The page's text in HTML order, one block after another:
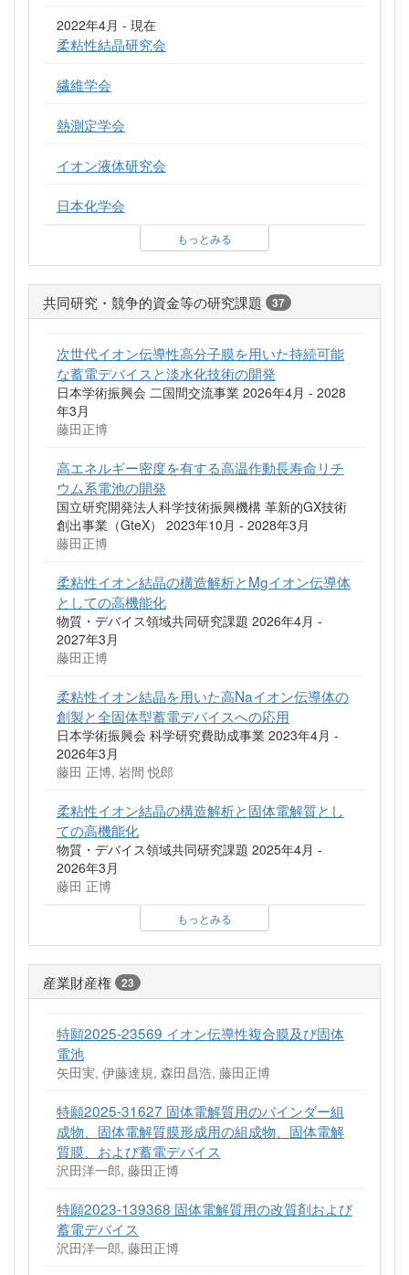
2022年4月 - 現在
柔粘性結晶研究会
繊維学会
熱測定学会
イオン液体研究会
日本化学会
もっとみる
共同研究・競争的資金等の研究課題 37
次世代イオン伝導性高分子膜を用いた持続可能
な蓄電デバイスと淡水化技術の開発
日本学術振興会 二国間交流事業 2026年4月 - 2028
年3月
藤田正博
高エネルギー密度を有する高温作動長寿命リチ
ウム系電池の開発
国立研究開発法人科学技術振興機構 革新的GX技術
創出事業（GteX） 2023年10月 - 2028年3月
藤田正博
柔粘性イオン結晶の構造解析とMgイオン伝導体
としての高機能化
物質・デバイス領域共同研究課題 2026年4月 -
2027年3月
藤田正博
柔粘性イオン結晶を用いた高Naイオン伝導体の
創製と全固体型蓄電デバイスへの応用
日本学術振興会 科学研究費助成事業 2023年4月 -
2026年3月
藤田 正博, 岩間 悦郎
柔粘性イオン結晶の構造解析と固体電解質とし
ての高機能化
物質・デバイス領域共同研究課題 2025年4月 -
2026年3月
藤田 正博
もっとみる
産業財産権 23
特願2025-23569 イオン伝導性複合膜及び固体
電池
矢田実, 伊藤達規, 森田昌浩, 藤田正博
特願2025-31627 固体電解質用のバインダー組
成物、固体電解質膜形成用の組成物、固体電解
質膜、および蓄電デバイス
沢田洋一郎, 藤田正博
特願2023-139368 固体電解質用の改質剤および
蓄電デバイス
沢田洋一郎, 藤田正博